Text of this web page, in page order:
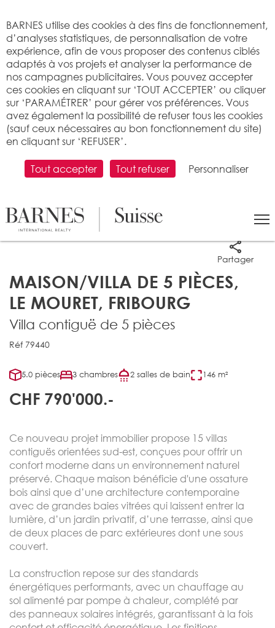
7 photos
MAISON/VILLA DE 5 PIÈCES,
LE MOURET, FRIBOURG
Partager
Villa contiguë de 5 pièces
Réf 79440
5.0 pièces 3 chambres 2 salles de bain 146 m²
CHF 790'000.-
Ce nouveau projet immobilier propose 15 villas
contiguës orientées sud-est, conçues pour offrir un
confort moderne dans un environnement naturel
préservé. Chaque maison bénéficie d'une ossature
bois ainsi que d’une architecture contemporaine
avec de grandes baies vitrées qui laissent entrer la
lumière, d’un jardin privatif, d’une terrasse, ainsi que
de deux places de parc extérieures dont une sous
couvert.
La construction repose sur des standards
énergétiques performants, avec un chauffage au
sol alimenté par pompe à chaleur, complété par
des panneaux solaires intégrés, garantissant à la fois
BARNES utilise des cookies à des fins de fonctionnement,
d’analyses statistiques, de personnalisation de votre
expérience, afin de vous proposer des contenus ciblés
adaptés à vos projets et analyser la performance de
nos campagnes publicitaires. Vous pouvez accepter
ces cookies en cliquant sur ‘TOUT ACCEPTER’ ou cliquer
sur ‘PARAMÉTRER’ pour gérer vos préférences. Vous
avez également la possibilité de refuser tous les cookies
(sauf ceux nécessaires au bon fonctionnement du site)
en cliquant sur ‘REFUSER’.
Tout accepter Tout refuser Personnaliser